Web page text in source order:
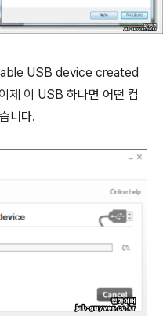
USB device created
제 이 USB 하나면 어떤 컴
니다.